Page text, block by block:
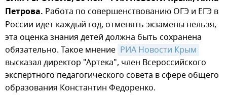
Петрова. Работа по совершенствованию ОГЭ и ЕГЭ в
России идет каждый год, отменять экзамены нельзя,
эта оценка знания детей должна быть сохранена
обязательно. Такое мнение РИА Новости Крым
высказал директор "Артека", член Всероссийского
экспертного педагогического совета в сфере общего
образования Константин Федоренко.